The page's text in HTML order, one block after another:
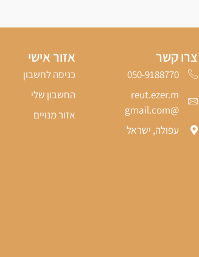
צרו קשר
050-9188770‬
reut.ezer.m
@gmail.com
עפולה, ישראל
אזור אישי
כניסה לחשבון
החשבון שלי
אזור מנויים